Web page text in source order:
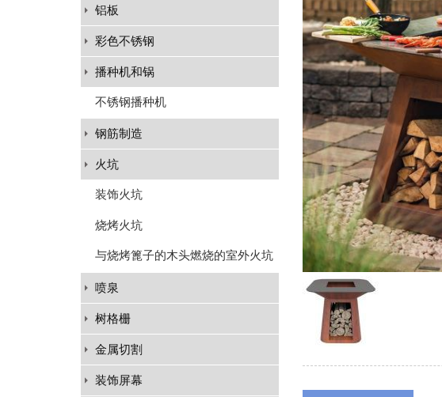
铝板
彩色不锈钢
播种机和锅
不锈钢播种机
钢筋制造
火坑
装饰火坑
烧烤火坑
与烧烤篦子的木头燃烧的室外火坑
喷泉
树格栅
金属切割
装饰屏幕